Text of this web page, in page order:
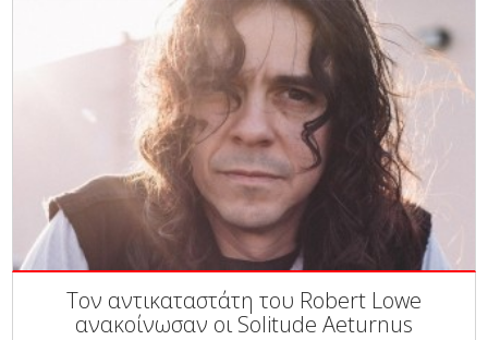
Τον αντικαταστάτη του Robert Lowe
ανακοίνωσαν οι Solitude Aeturnus